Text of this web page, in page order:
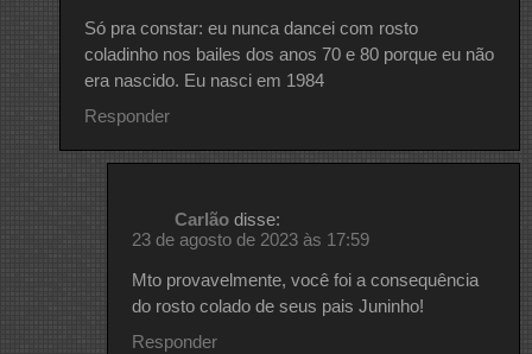
Só pra constar: eu nunca dancei com rosto
coladinho nos bailes dos anos 70 e 80 porque eu não
era nascido. Eu nasci em 1984
Responder
Carlão disse:
23 de agosto de 2023 às 17:59
Mto provavelmente, você foi a consequência
do rosto colado de seus pais Juninho!
Responder